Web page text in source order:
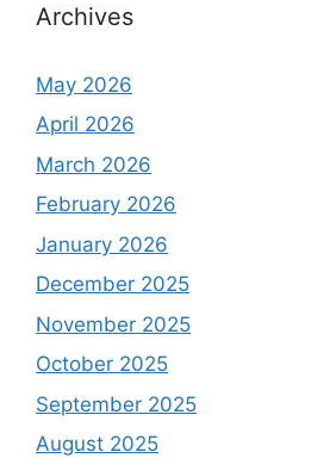
Archives
May 2026
April 2026
March 2026
February 2026
January 2026
December 2025
November 2025
October 2025
September 2025
August 2025